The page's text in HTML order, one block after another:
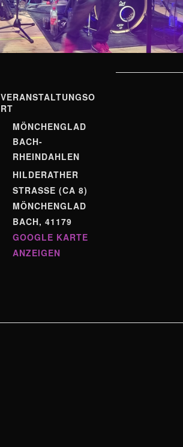
VERANSTALTUNGSO
RT
MÖNCHENGLAD
BACH-
RHEINDAHLEN
HILDERATHER
STRASSE (CA 8)
MÖNCHENGLAD
BACH, 41179
GOOGLE KARTE
ANZEIGEN